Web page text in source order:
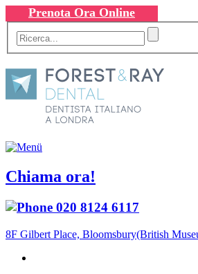
Prenota Ora Online
Chiama ora!
020 8124 6117
8F Gilbert Place, Bloomsbury(British